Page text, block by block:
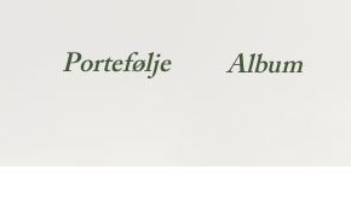
Portefølje Album